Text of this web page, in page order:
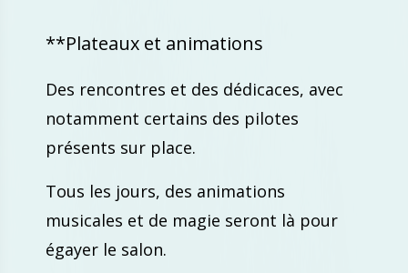
**Plateaux et animations
Des rencontres et des dédicaces, avec
notamment certains des pilotes
présents sur place.
Tous les jours, des animations
musicales et de magie seront là pour
égayer le salon.